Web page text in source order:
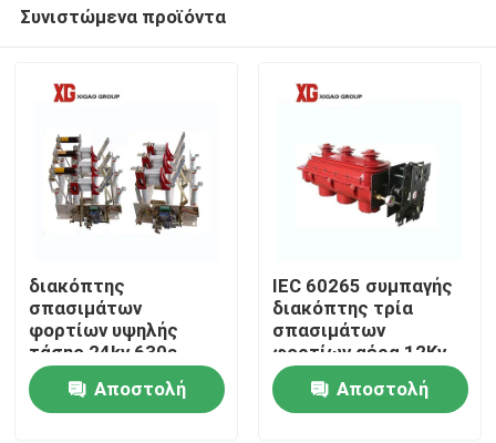
Σπίτι
Προϊόντα
Συνιστώμενα προϊόντα
διακόπτης
σπασιμάτων
φορτίων υψηλής
τάσης 24kv 630a
ελαφρύς
Αποστολή
IEC 60265 συμπαγής
διακόπτης τρία
σπασιμάτων
φορτίων αέρα 12Kv
επαφείς
Αποστολή